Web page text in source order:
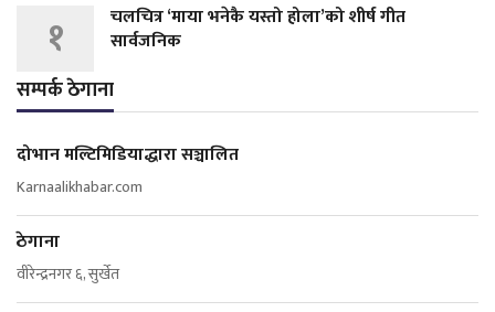
१
चलचित्र ‘माया भनेकै यस्तो होला’को शीर्ष गीत
सार्वजनिक
सम्पर्क ठेगाना
दोभान मल्टिमिडियाद्धारा सञ्चालित
Karnaalikhabar.com
ठेगाना
वीरेन्द्रनगर ६, सुर्खेत